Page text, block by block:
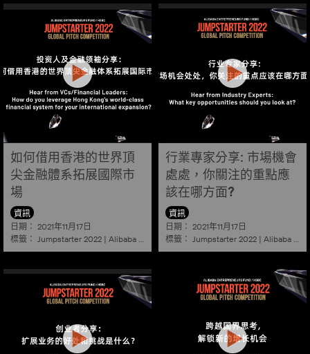
如何借用香港的世界頂
尖金融體系拓展國際市
場
資訊
日期： 2021年11月17日
標籤： Jumpstarter 2022 | Alibaba Startup
行業專家分享: 市場機會
處處，你關注的重點應
該在哪方面?
資訊
日期： 2021年11月17日
標籤： Jumpstarter 2022 | Alibaba